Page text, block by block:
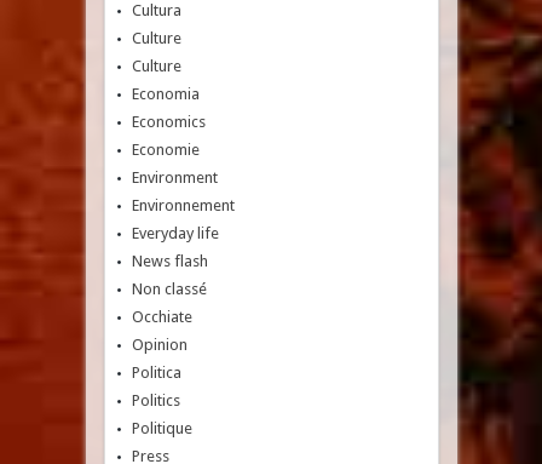
Cultura
Culture
Culture
Economia
Economics
Economie
Environment
Environnement
Everyday life
News flash
Non classé
Occhiate
Opinion
Politica
Politics
Politique
Press